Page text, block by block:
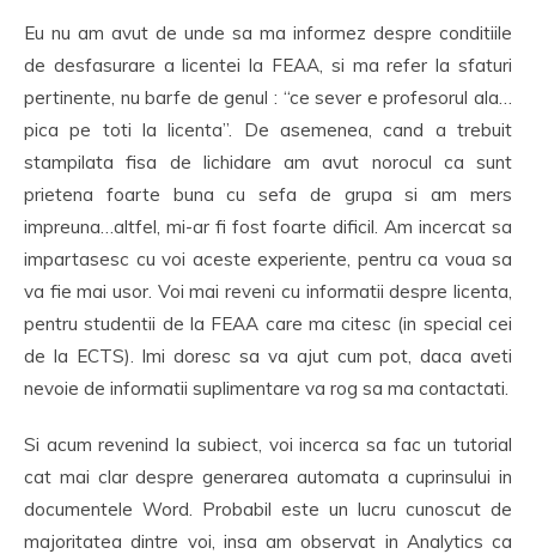
Eu nu am avut de unde sa ma informez despre conditiile
de desfasurare a licentei la FEAA, si ma refer la sfaturi
pertinente, nu barfe de genul : “ce sever e profesorul ala…
pica pe toti la licenta”. De asemenea, cand a trebuit
stampilata fisa de lichidare am avut norocul ca sunt
prietena foarte buna cu sefa de grupa si am mers
impreuna…altfel, mi-ar fi fost foarte dificil. Am incercat sa
impartasesc cu voi aceste experiente, pentru ca voua sa
va fie mai usor. Voi mai reveni cu informatii despre licenta,
pentru studentii de la FEAA care ma citesc (in special cei
de la ECTS). Imi doresc sa va ajut cum pot, daca aveti
nevoie de informatii suplimentare va rog sa ma contactati.
Si acum revenind la subiect, voi incerca sa fac un tutorial
cat mai clar despre generarea automata a cuprinsului in
documentele Word. Probabil este un lucru cunoscut de
majoritatea dintre voi, insa am observat in Analytics ca